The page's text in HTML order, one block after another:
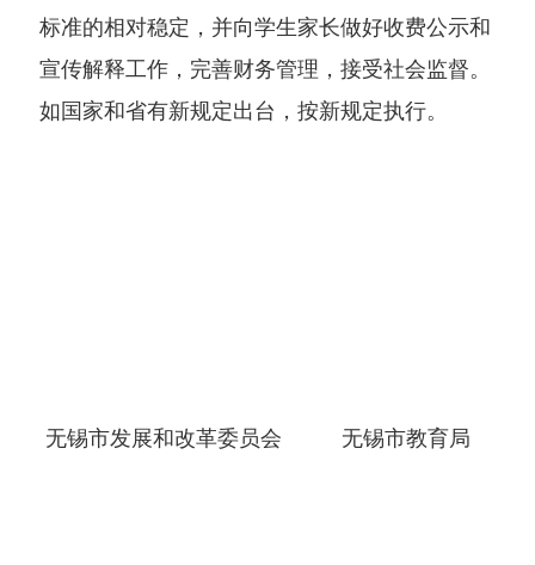
标准的相对稳定，并向学生家长做好收费公示和
宣传解释工作，完善财务管理，接受社会监督。
如国家和省有新规定出台，按新规定执行。
无锡市发展和改革委员会 无锡市教育局